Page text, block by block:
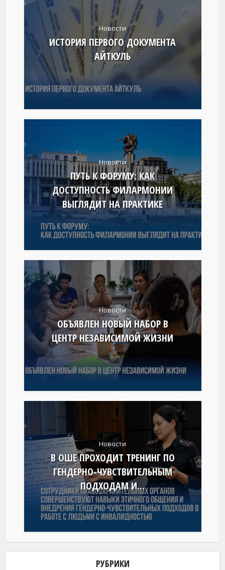
Новости
ИСТОРИЯ ПЕРВОГО ДОКУМЕНТА
АЙТКУЛЬ
Новости
ПУТЬ К ФОРУМУ: КАК
ДОСТУПНОСТЬ ФИЛАРМОНИИ
ВЫГЛЯДИТ НА ПРАКТИКЕ
Новости
ОБЪЯВЛЕН НОВЫЙ НАБОР В
ЦЕНТР НЕЗАВИСИМОЙ ЖИЗНИ
Новости
В ОШЕ ПРОХОДИТ ТРЕНИНГ ПО
ГЕНДЕРНО-ЧУВСТВИТЕЛЬНЫМ
ПОДХОДАМ И...
РУБРИКИ